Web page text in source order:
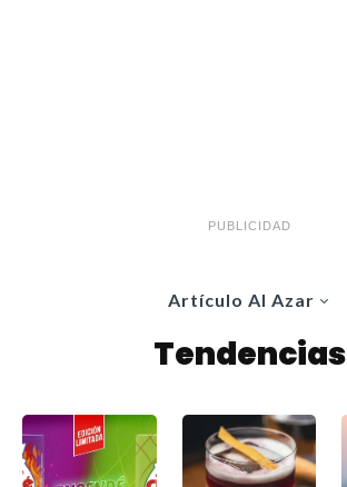
PUBLICIDAD
Artículo Al Azar
Tendencias